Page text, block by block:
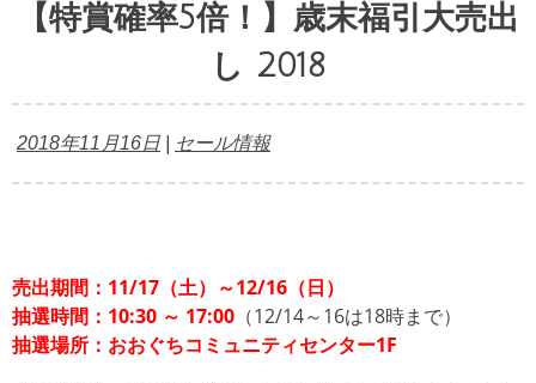
【特賞確率5倍！】歳末福引大売出
し 2018
2018年11月16日 セール情報
売出期間：11/17（土）～12/16（日）
抽選時間：10:30 ～ 17:00 （12/14～16は18時まで）
抽選場所：おおぐちコミュニティセンター1F